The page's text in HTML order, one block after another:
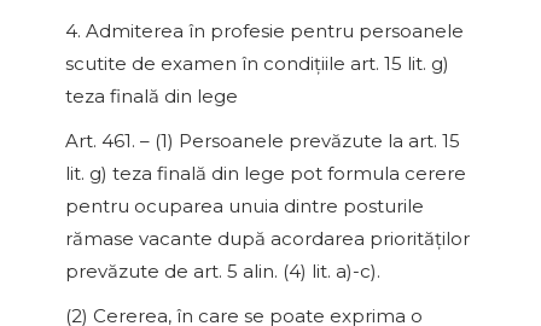
4. Admiterea în profesie pentru persoanele
scutite de examen în condiţiile art. 15 lit. g)
teza finală din lege
Art. 461. – (1) Persoanele prevăzute la art. 15
lit. g) teza finală din lege pot formula cerere
pentru ocuparea unuia dintre posturile
rămase vacante după acordarea priorităţilor
prevăzute de art. 5 alin. (4) lit. a)-c).
(2) Cererea, în care se poate exprima o